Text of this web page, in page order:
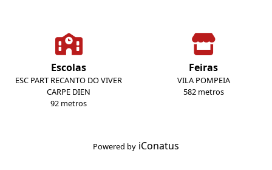
Escolas
ESC PART RECANTO DO VIVER
CARPE DIEN
92 metros
Feiras
VILA POMPEIA
582 metros
Powered by iConatus